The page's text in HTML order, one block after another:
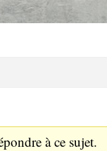
à ce sujet.